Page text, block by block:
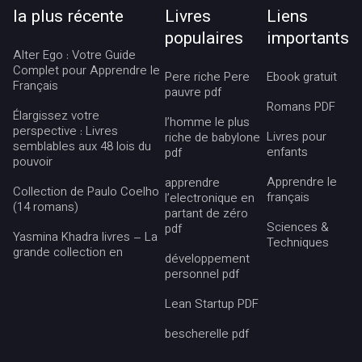
la plus récente
Alter Ego : Votre Guide
Complet pour Apprendre le
Français
Élargissez votre
perspective : Livres
semblables aux 48 lois du
pouvoir
Collection de Paulo Coelho
(14 romans)
Yasmina Khadra livres – La
grande collection en
Livres
populaires
Pere riche Pere
pauvre pdf
l’homme le plus
riche de babylone
pdf
apprendre
l’electronique en
partant de zéro
pdf
développement
personnel pdf
Lean Startup PDF
bescherelle pdf
Liens
importants
Ebook gratuit
Romans PDF
Livres pour
enfants
Apprendre le
français
Sciences &
Techniques